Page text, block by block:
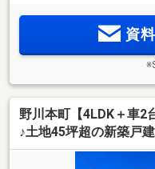
資
野川本町【4LDK＋車2
♪土地45坪超の新築戸